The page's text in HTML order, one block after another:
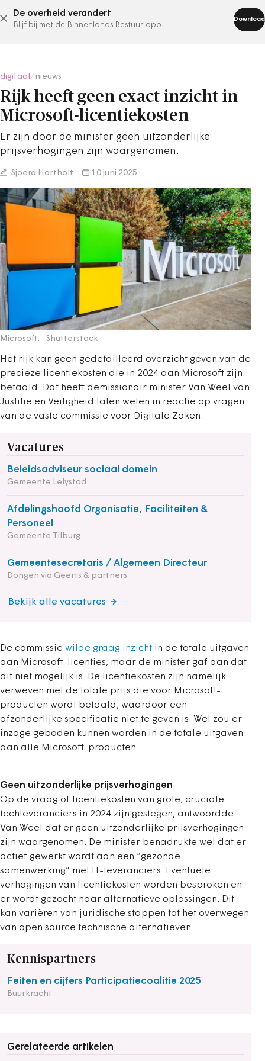
De overheid verandert
Blijf bij met de Binnenlands Bestuur app
Download
abonneer nu
digitaal nieuws
Rijk heeft geen exact inzicht in
Microsoft-licentiekosten
Er zijn door de minister geen uitzonderlijke
prijsverhogingen zijn waargenomen.
Sjoerd Hartholt 10 juni 2025
Microsoft. - Shutterstock
Het rijk kan geen gedetailleerd overzicht geven van de
precieze licentiekosten die in 2024 aan Microsoft zijn
betaald. Dat heeft demissionair minister Van Weel van
Justitie en Veiligheid laten weten in reactie op vragen
van de vaste commissie voor Digitale Zaken.
Vacatures
Beleidsadviseur sociaal domein
Gemeente Lelystad
Afdelingshoofd Organisatie, Faciliteiten &
Personeel
Gemeente Tilburg
Gemeentesecretaris / Algemeen Directeur
Dongen via Geerts & partners
Bekijk alle vacatures
De commissie wilde graag inzicht in de totale uitgaven
aan Microsoft-licenties, maar de minister gaf aan dat
dit niet mogelijk is. De licentiekosten zijn namelijk
verweven met de totale prijs die voor Microsoft-
producten wordt betaald, waardoor een
afzonderlijke specificatie niet te geven is. Wel zou er
inzage geboden kunnen worden in de totale uitgaven
aan alle Microsoft-producten.
Geen uitzonderlijke prijsverhogingen
Op de vraag of licentiekosten van grote, cruciale
techleveranciers in 2024 zijn gestegen, antwoordde
Van Weel dat er geen uitzonderlijke prijsverhogingen
zijn waargenomen. De minister benadrukte wel dat er
actief gewerkt wordt aan een “gezonde
samenwerking” met IT-leveranciers. Eventuele
verhogingen van licentiekosten worden besproken en
er wordt gezocht naar alternatieve oplossingen. Dit
kan variëren van juridische stappen tot het overwegen
van open source technische alternatieven.
Kennispartners
Feiten en cijfers Participatiecoalitie 2025
Buurkracht
Gerelateerde artikelen